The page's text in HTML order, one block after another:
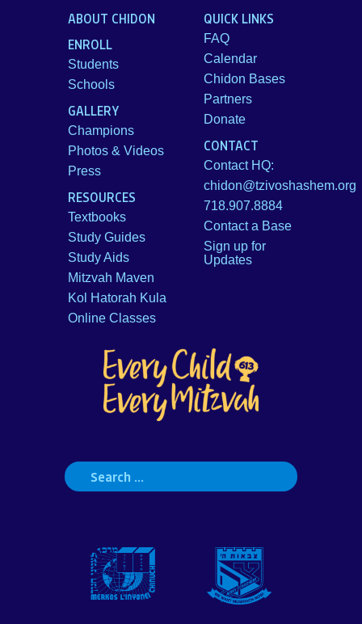
Search
for:
ABOUT CHIDON
ENROLL
Students
Schools
GALLERY
Champions
Photos & Videos
Press
RESOURCES
Textbooks
Study Guides
Study Aids
Mitzvah Maven
Kol Hatorah Kula
Online Classes
QUICK LINKS
FAQ
Calendar
Chidon Bases
Partners
Donate
CONTACT
Contact HQ:
chidon@tzivoshashem.org
718.907.8884
Contact a Base
Sign up for
Updates